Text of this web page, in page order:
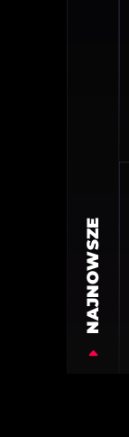
NAJNOWSZE